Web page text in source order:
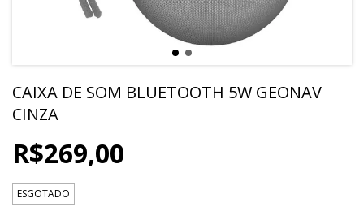
CAIXA DE SOM BLUETOOTH 5W GEONAV
CINZA
R$269,00
ESGOTADO